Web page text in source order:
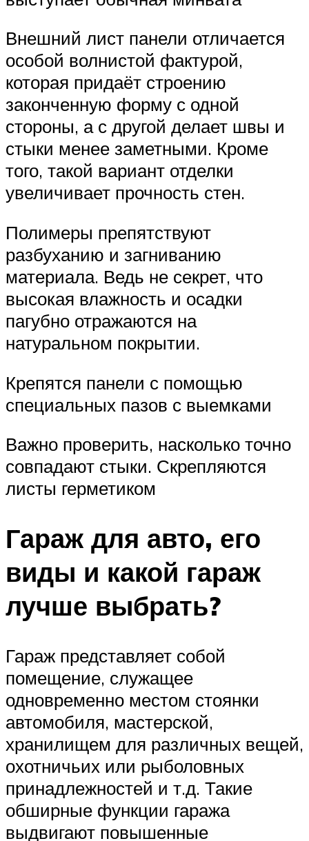
Внешний лист панели отличается
особой волнистой фактурой,
которая придаёт строению
законченную форму с одной
стороны, а с другой делает швы и
стыки менее заметными. Кроме
того, такой вариант отделки
увеличивает прочность стен.
Полимеры препятствуют
разбуханию и загниванию
материала. Ведь не секрет, что
высокая влажность и осадки
пагубно отражаются на
натуральном покрытии.
Крепятся панели с помощью
специальных пазов с выемками
Важно проверить, насколько точно
совпадают стыки. Скрепляются
листы герметиком
Гараж для авто, его
виды и какой гараж
лучше выбрать?
Гараж представляет собой
помещение, служащее
одновременно местом стоянки
автомобиля, мастерской,
хранилищем для различных вещей,
охотничьих или рыболовных
принадлежностей и т.д. Такие
обширные функции гаража
выдвигают повышенные